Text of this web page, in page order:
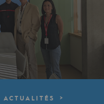
énergétique
ACTUALITÉS